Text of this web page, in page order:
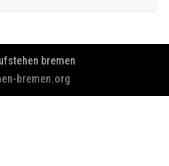
bremen
bremen.org